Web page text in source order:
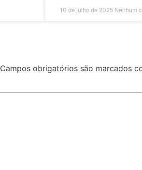
10 de julho de 2025 Nenhum
Campos obrigatórios são marcados